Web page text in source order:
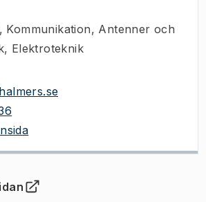
, Kommunikation, Antenner och
Elektroteknik
)